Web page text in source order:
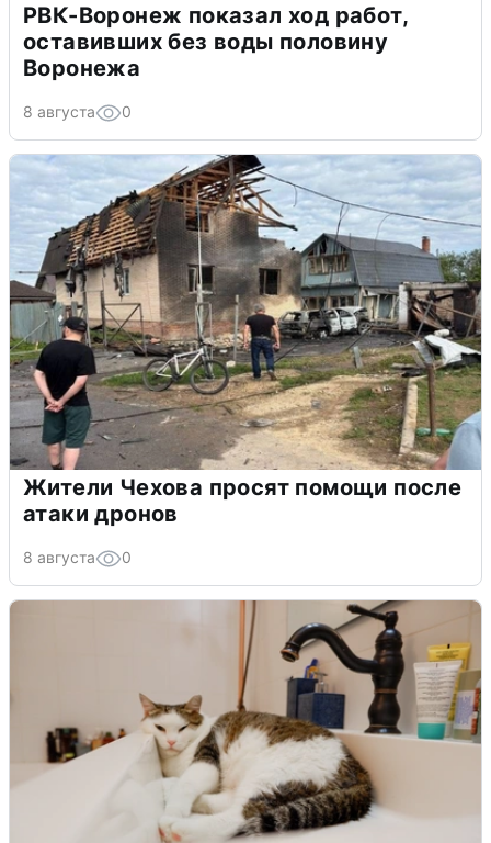
РВК-Воронеж показал ход работ,
оставивших без воды половину
Воронежа
8 августа 0
Жители Чехова просят помощи после
атаки дронов
8 августа 0